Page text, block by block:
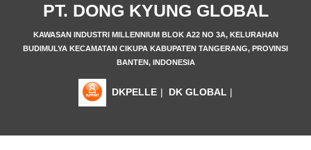
PT. DONG KYUNG GLOBAL
KAWASAN INDUSTRI MILLENNIUM BLOK A22 NO 3A, KELURAHAN
BUDIMULYA KECAMATAN CIKUPA KABUPATEN TANGERANG, PROVINSI
BANTEN, INDONESIA
DKPELLE | DK GLOBAL |